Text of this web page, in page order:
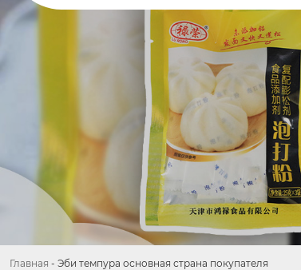
Главная - Эби темпура основная страна покупателя